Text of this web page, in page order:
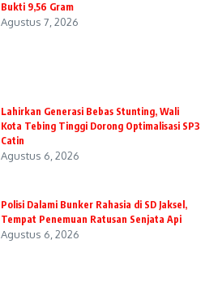
Bukti 9,56 Gram
Agustus 7, 2026
Lahirkan Generasi Bebas Stunting, Wali
Kota Tebing Tinggi Dorong Optimalisasi SP3
Catin
Agustus 6, 2026
Polisi Dalami Bunker Rahasia di SD Jaksel,
Tempat Penemuan Ratusan Senjata Api
Agustus 6, 2026